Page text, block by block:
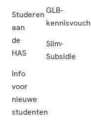
Studeren
aan
de
HAS
Info
voor
nieuwe
studenten
GLB-
Slim-
Subsidie